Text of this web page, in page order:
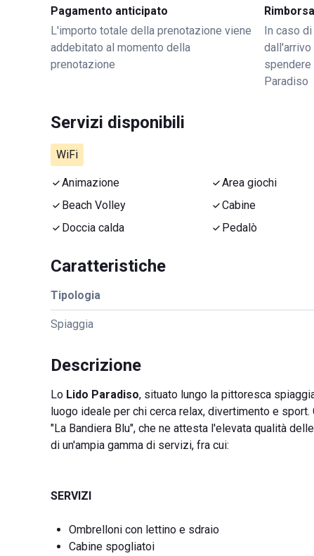
Pagamento anticipato
L'importo totale della prenotazione viene
addebitato al momento della
prenotazione
In caso
dall'arrivo
Paradiso
Servizi disponibili
WiFi
Animazione Area giochi
Beach Volley
Cabine
Doccia calda
Pedalò
Caratteristiche
Tipologia
Spiaggia
Descrizione
Lo Lido Paradiso, situato lungo la pittoresca
luogo ideale per chi cerca relax, divertimento e
"La Bandiera Blu", che ne attesta l'elevata qualità
di un'ampia gamma di servizi, fra cui:
SERVIZI
Ombrelloni con lettino e sdraio
Cabine spogliatoi